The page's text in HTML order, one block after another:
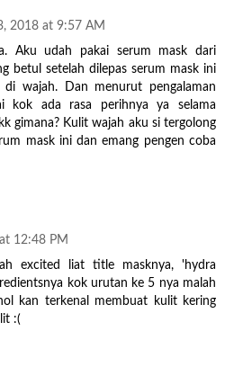
2018 at 9:57 AM
Aku udah pakai serum mask dari
betul setelah dilepas serum mask ini
di wajah. Dan menurut pengalaman
kok ada rasa perihnya ya selama
gimana? Kulit wajah aku si tergolong
mask ini dan emang pengen coba
12:48 PM
excited liat title masknya, 'hydra
kok urutan ke 5 nya malah
kan terkenal membuat kulit kering
:(